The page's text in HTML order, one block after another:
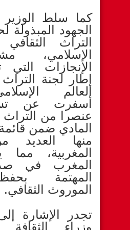
كما سلط
الجهود المبذولة
التراث
الإسلامي،
الإنجازات
إطار لجنة
العالم
عنصرا من التراث
المادي ضمن
منها العديد
المغربية، مما
المغرب في
المهتمة
الموروث الثقافي.
تجدر الإشارة
وزراء